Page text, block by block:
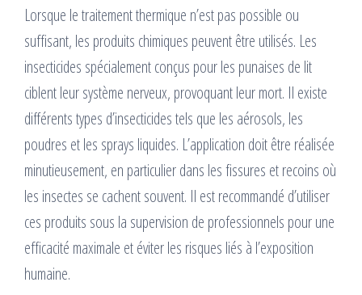
Lorsque le traitement thermique n’est pas possible ou
suffisant, les produits chimiques peuvent être utilisés. Les
insecticides spécialement conçus pour les punaises de lit
ciblent leur système nerveux, provoquant leur mort. Il existe
différents types d’insecticides tels que les aérosols, les
poudres et les sprays liquides. L’application doit être réalisée
minutieusement, en particulier dans les fissures et recoins où
les insectes se cachent souvent. Il est recommandé d’utiliser
ces produits sous la supervision de professionnels pour une
efficacité maximale et éviter les risques liés à l’exposition
humaine.